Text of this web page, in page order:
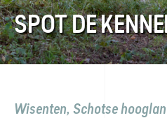
SPOT DE
Wisenten, Schotse